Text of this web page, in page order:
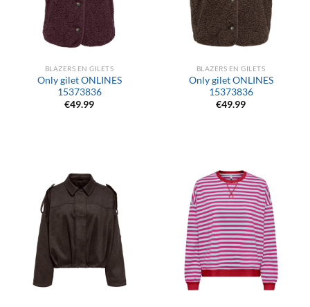
BLAZERS EN GILETS
Only gilet ONLINES
15373836
€49.99
BLAZERS EN GILETS
Only gilet ONLINES
15373836
€49.99